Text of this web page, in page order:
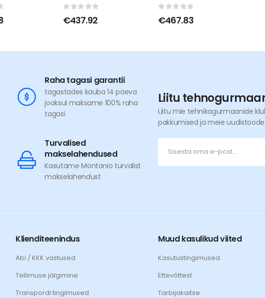
out of 5
€437.92 out of 5
€467.83
Raha tagasi garantii
tagastades kauba 14 päeva
jooksul maksame 100% raha
tagasi
Turvalised
makselahendused
Kasutame Montonio turvalist
makselahendust
Liitu
Liitu mie tehnikagurmaanide
pakkumised ja meie
Klienditeenindus
Abi / KKK vastused
Tellimuse jälgimine
Transpordi tingimused
Muud kasulikud viited
Kasutustingimused
Ettevõttest
Tarbijakaitse